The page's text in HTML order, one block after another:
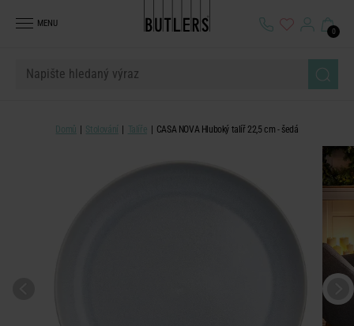
MENU
0
Domů Stolování Talíře CASA NOVA Hluboký talíř 22,5 cm - šedá